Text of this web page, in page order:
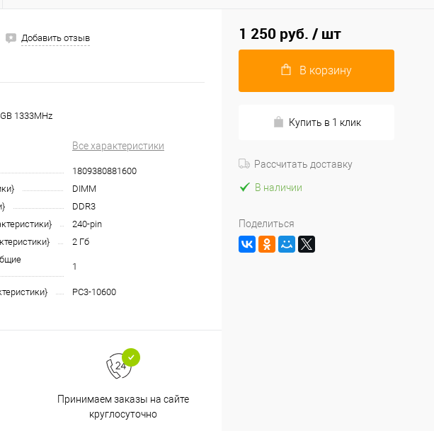
Добавить отзыв
1333MHz
Все характеристики
1809380881600
DIMM
DDR3
240-pin
2 Гб
1
PC3-10600
Принимаем заказы на сайте
круглосуточно
1 250 руб. / шт
В корзину
Купить в 1 клик
Рассчитать доставку
В наличии
Поделиться